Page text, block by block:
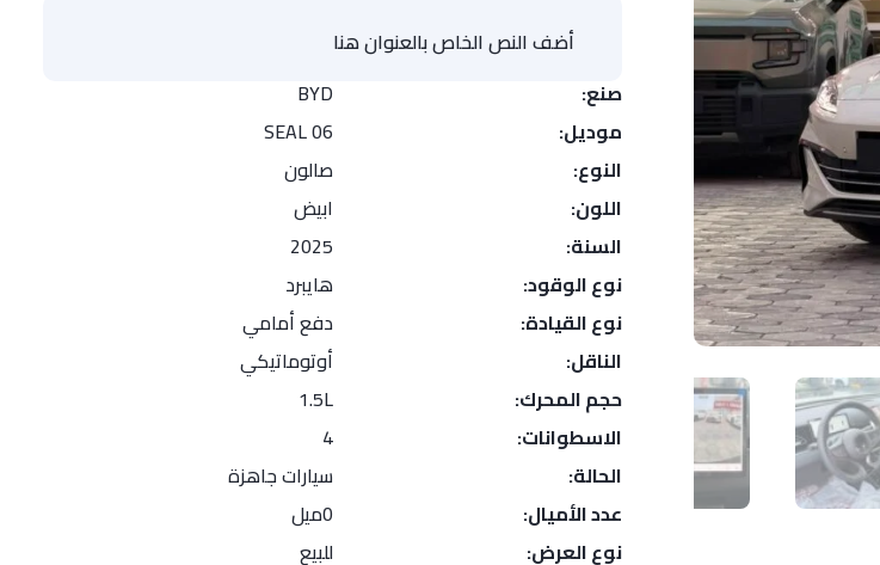
أضف النص الخاص بالعنوان هنا
صنع:
BYD
موديل:
SEAL 06
النوع:
صالون
اللون:
ابيض
السنة:
2025
نوع الوقود:
هايبرد
نوع القيادة:
دفع أمامي
الناقل:
أوتوماتيكي
حجم المحرك:
1.5L
الاسطوانات:
4
الحالة:
سيارات جاهزة
عدد الأميال:
0ميل
نوع العرض:
للبيع